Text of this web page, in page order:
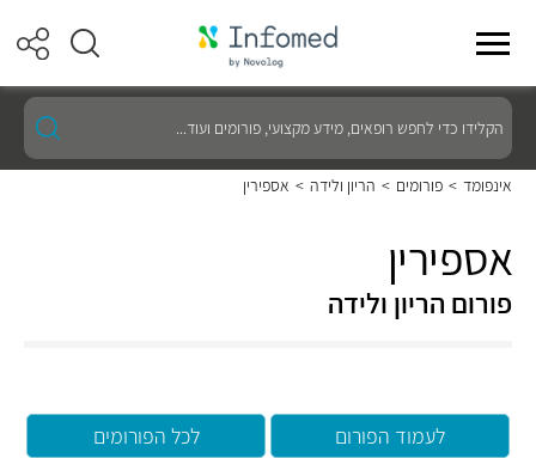
הקלידו
כדי
לחפש
רופאים,
מידע
ועוד...
אינפומד > פורומים > הריון ולידה > אספירין
אספירין
פורום הריון ולידה
לעמוד הפורום לכל הפורומים